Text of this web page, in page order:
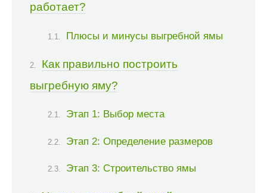
работает?
Плюсы и минусы выгребной ямы
Как правильно построить
выгребную яму?
Этап 1: Выбор места
Этап 2: Определение размеров
Этап 3: Строительство ямы